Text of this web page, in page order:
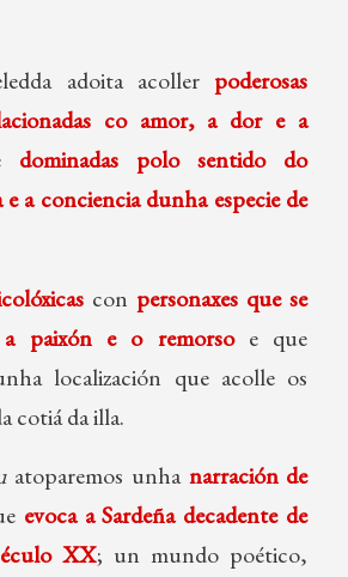
adoita acoller poderosas
co amor, a dor e a
dominadas polo sentido do
a conciencia dunha especie de
con personaxes que se
paixón e o remorsoe que
localización que acolle os
cotiá da illa.
atoparemos unha narración de
evoca a Sardeña decadente de
XX; un mundo poético,